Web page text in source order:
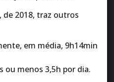
2018, traz outros
em média, 9h14min
ou menos 3,5h por dia.